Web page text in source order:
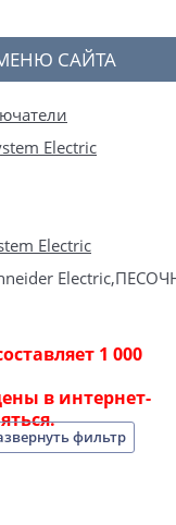
САЙТА
Electric
Electric
1 000
в интернет-
фильтр